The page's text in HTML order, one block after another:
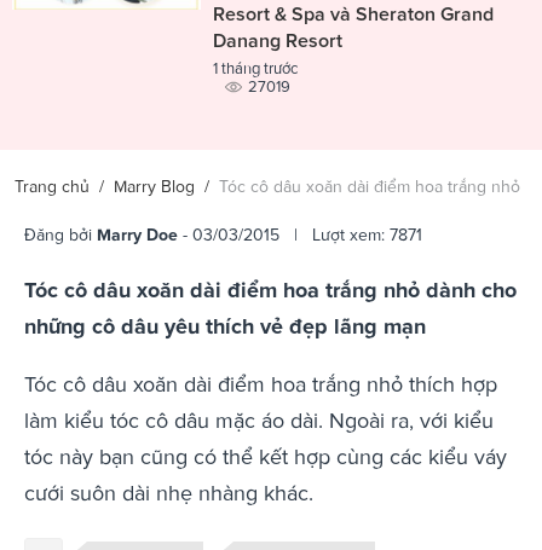
Resort & Spa và Sheraton Grand
Danang Resort
1 tháng trước
27019
Trang chủ / Marry Blog / Tóc cô dâu xoăn dài điểm hoa trắng nhỏ
Đăng bởi Marry Doe - 03/03/2015 | Lượt xem: 7871
Tóc cô dâu xoăn dài điểm hoa trắng nhỏ dành cho
những cô dâu yêu thích vẻ đẹp lãng mạn
Tóc cô dâu xoăn dài điểm hoa trắng nhỏ thích hợp
làm kiểu tóc cô dâu mặc áo dài. Ngoài ra, với kiểu
tóc này bạn cũng có thể kết hợp cùng các kiểu váy
cưới suôn dài nhẹ nhàng khác.